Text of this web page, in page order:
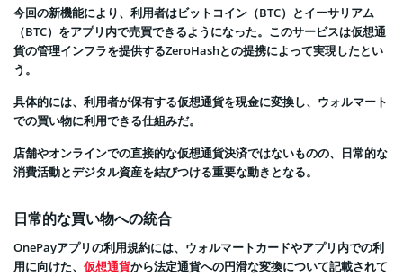
今回の新機能により、利用者はビットコイン（BTC）とイーサリアム
（BTC）をアプリ内で売買できるようになった。このサービスは仮想通
貨の管理インフラを提供するZeroHashとの提携によって実現したとい
う。
具体的には、利用者が保有する仮想通貨を現金に変換し、ウォルマート
での買い物に利用できる仕組みだ。
店舗やオンラインでの直接的な仮想通貨決済ではないものの、日常的な
消費活動とデジタル資産を結びつける重要な動きとなる。
日常的な買い物への統合
OnePayアプリの利用規約には、ウォルマートカードやアプリ内での利
用に向けた、 仮想通貨から法定通貨への円滑な変換について記載されて